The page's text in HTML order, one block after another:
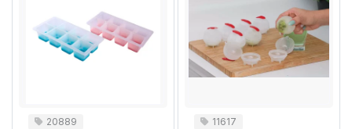
20889
11617